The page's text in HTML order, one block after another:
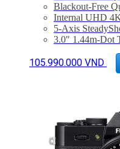
Blackout-Free
Internal UHD
5-Axis
3.0″ 1.44m-Dot
Built-In Wi-Fi/
Integrated LAN
105.990.000 VND